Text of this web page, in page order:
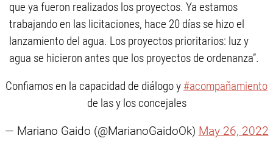
que ya fueron realizados los proyectos. Ya estamos
trabajando en las licitaciones, hace 20 días se hizo el
lanzamiento del agua. Los proyectos prioritarios: luz y
agua se hicieron antes que los proyectos de ordenanza”.
Confiamos en la capacidad de diálogo y #acompañamiento
de las y los concejales
— Mariano Gaido (@MarianoGaidoOk) May 26, 2022